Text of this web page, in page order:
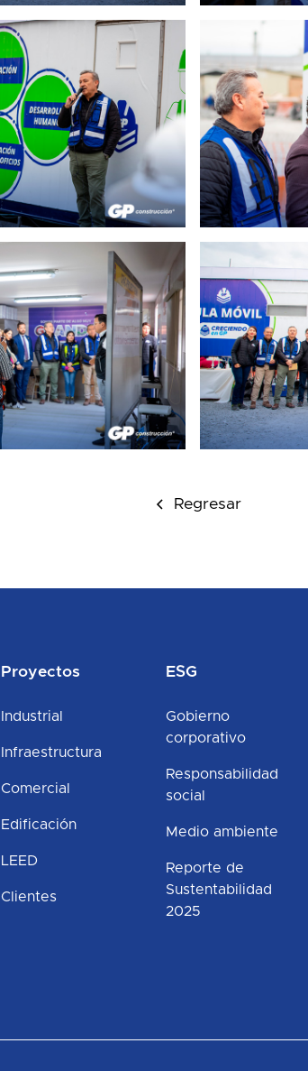
Regresar
Proyectos
Industrial
Infraestructura
Comercial
Edificación
LEED
Clientes
ESG
Gobierno
corporativo
Responsabilidad
social
Medio ambiente
Reporte de
Sustentabilidad
2025